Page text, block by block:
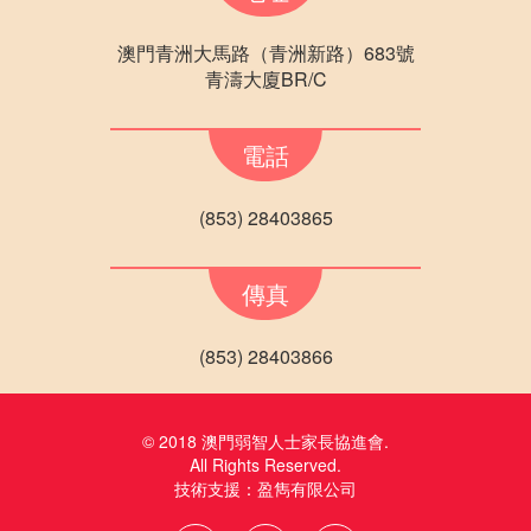
澳門青洲大馬路（青洲新路）683號
青濤大廈BR/C
電話
(853) 28403865
傳真
(853) 28403866
© 2018 澳門弱智人士家長協進會.
All Rights Reserved.
技術支援： 盈雋有限公司